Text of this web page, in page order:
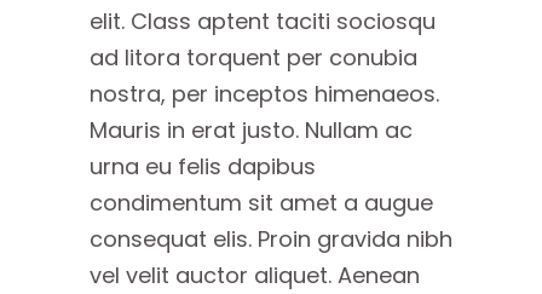
elit. Class aptent taciti sociosqu
ad litora torquent per conubia
nostra, per inceptos himenaeos.
Mauris in erat justo. Nullam ac
urna eu felis dapibus
condimentum sit amet a augue
consequat elis. Proin gravida nibh
vel velit auctor aliquet. Aenean